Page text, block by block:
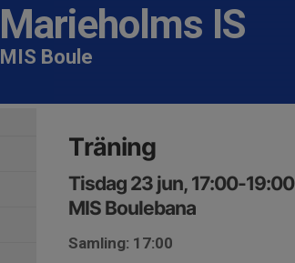
Marieholms IS
MIS Boule
Träning
Tisdag 23 jun, 17:00-19:00
MIS Boulebana
Samling: 17:00